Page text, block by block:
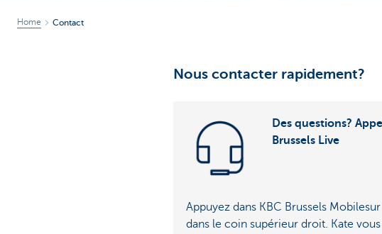
Home Contact
Nous contacter rapidement?
Des questions?
Brussels Live
Appuyez dans KBC Brussels Mobilesur
dans le coin supérieur droit. Kate